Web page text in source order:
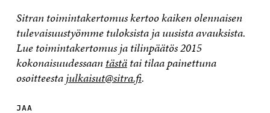
Sitran toimintakertomuskertoo kaiken olennaisen
tulevaisuustyömme tuloksista ja uusista avauksista.
Lue toimintakertomus ja tilinpäätös 2015
kokonaisuudessaantästätai tilaa painettuna
osoitteestajulkaisut@sitra.fi.
JAA